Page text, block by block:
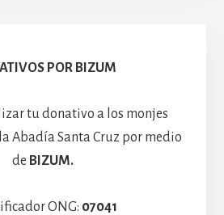
Hospedería
POR BIZUM
tu donativo a los monjes
Abadía Santa Cruz por medio
de BIZUM.
ONG: 07041